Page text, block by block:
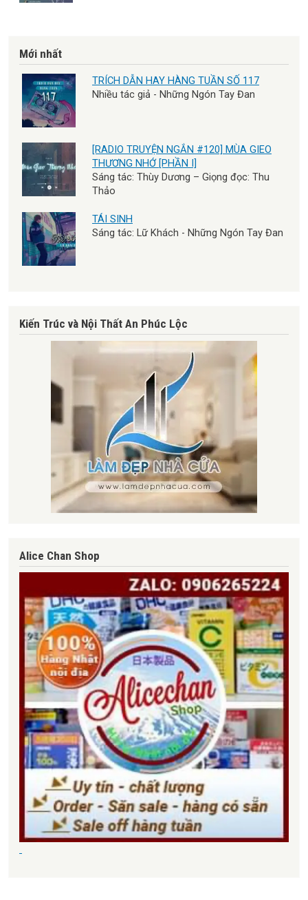
Mới nhất
TRÍCH DẪN HAY HÀNG TUẦN SỐ 117
Nhiều tác giả - Những Ngón Tay Đan
[RADIO TRUYỆN NGẮN #120] MÙA GIEO
THƯƠNG NHỚ [PHẦN I]
Sáng tác: Thùy Dương – Giọng đọc: Thu
Thảo
TÁI SINH
Sáng tác: Lữ Khách - Những Ngón Tay Đan
Kiến Trúc và Nội Thất An Phúc Lộc
Alice Chan Shop